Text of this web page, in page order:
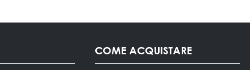
COME ACQUISTARE